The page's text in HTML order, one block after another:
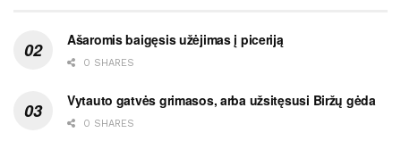
Ašaromis baigęsis užėjimas į piceriją
0 SHARES
Vytauto gatvės grimasos, arba užsitęsusi Biržų gėda
0 SHARES